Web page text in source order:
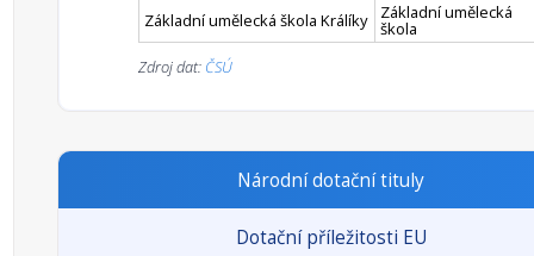
Základní umělecká škola Králíky
Základní umělecká
škola
Zdroj dat: ČSÚ
Národní dotační tituly
Dotační příležitosti EU